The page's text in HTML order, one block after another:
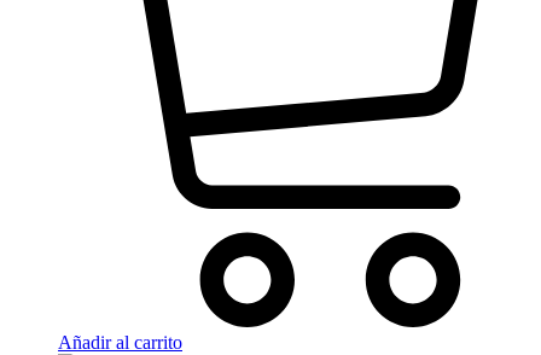
Añadir al carrito